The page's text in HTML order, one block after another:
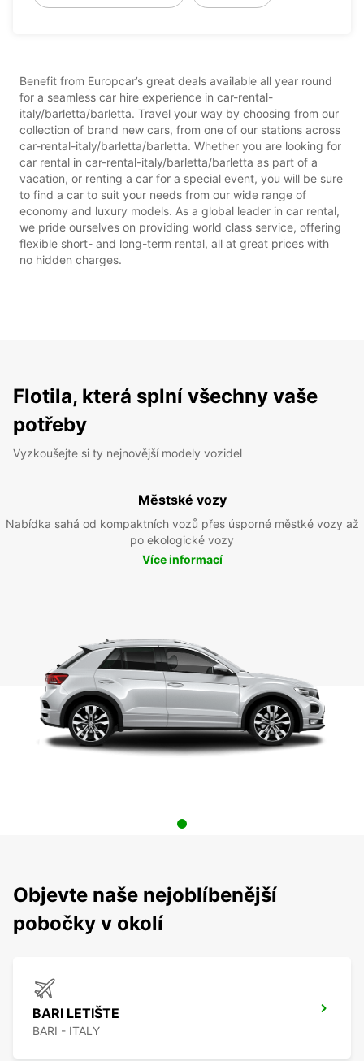
Benefit from Europcar’s great deals available all year round
for a seamless car hire experience in car-rental-
italy/barletta/barletta. Travel your way by choosing from our
collection of brand new cars, from one of our stations across
car-rental-italy/barletta/barletta. Whether you are looking for
car rental in car-rental-italy/barletta/barletta as part of a
vacation, or renting a car for a special event, you will be sure
to find a car to suit your needs from our wide range of
economy and luxury models. As a global leader in car rental,
we pride ourselves on providing world class service, offering
flexible short- and long-term rental, all at great prices with
no hidden charges.
Flotila, která splní všechny vaše
potřeby
Vyzkoušejte si ty nejnovější modely vozidel
Městské vozy
Nabídka sahá od kompaktních vozů přes úsporné městké vozy až
po ekologické vozy
Více informací
Objevte naše nejoblíbenější
pobočky v okolí
BARI LETIŠTE
BARI - ITALY